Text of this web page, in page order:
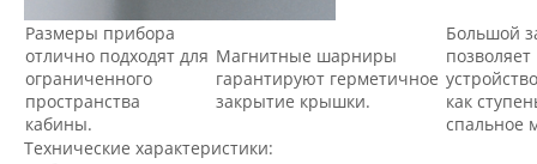
Размеры прибора
отлично подходят для
ограниченного
пространства
кабины.
Магнитные шарниры
гарантируют герметичное
закрытие крышки.
Большой
устройство
как
спальное
Технические характеристики: